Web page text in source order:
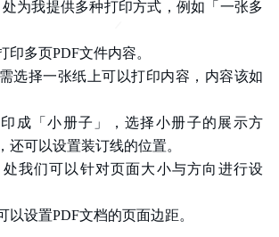
为我提供多种打印方式，例如「一张多
印多页PDF文件内容。
选择一张纸上可以打印内容，内容该如
成「小册子」，选择小册子的展示方
还可以设置装订线的位置。
我们可以针对页面大小与方向进行设
以设置PDF文档的页面边距。